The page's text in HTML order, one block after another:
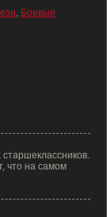
, Боевые
что на самом